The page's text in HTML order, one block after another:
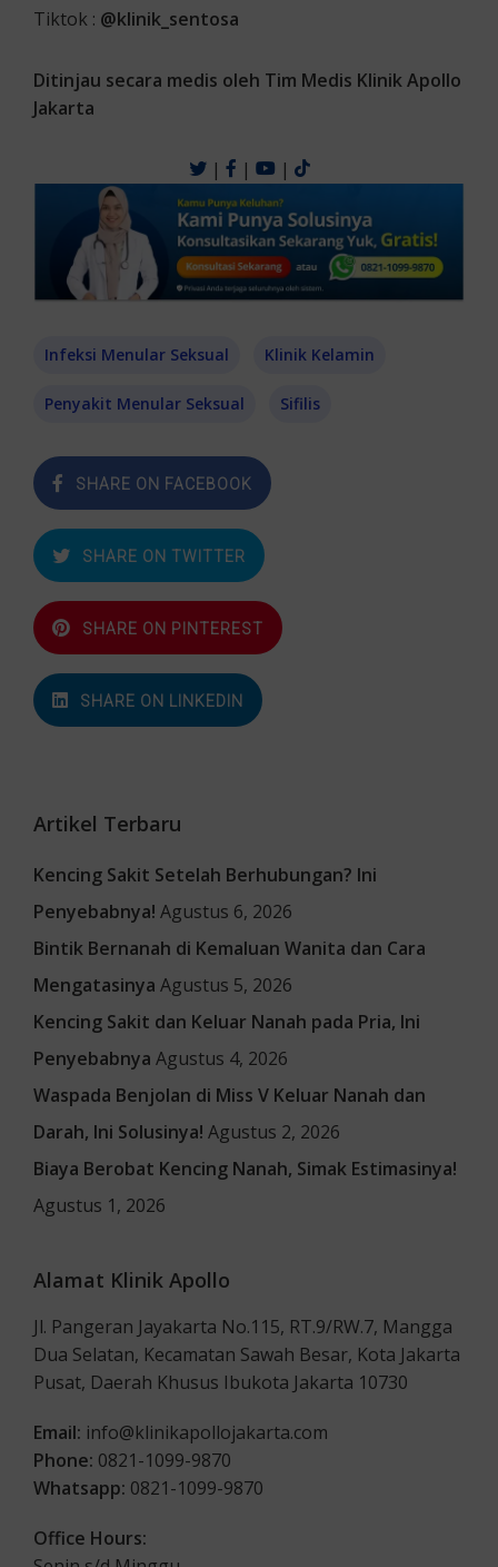
Tiktok : @klinik_sentosa
Ditinjau secara medis oleh Tim Medis Klinik Apollo
Jakarta
| | |
Infeksi Menular Seksual Klinik Kelamin
Penyakit Menular Seksual Sifilis
SHARE ON FACEBOOK
SHARE ON TWITTER
SHARE ON PINTEREST
SHARE ON LINKEDIN
Artikel Terbaru
Kencing Sakit Setelah Berhubungan? Ini
Penyebabnya! Agustus 6, 2026
Bintik Bernanah di Kemaluan Wanita dan Cara
Mengatasinya Agustus 5, 2026
Kencing Sakit dan Keluar Nanah pada Pria, Ini
Penyebabnya Agustus 4, 2026
Waspada Benjolan di Miss V Keluar Nanah dan
Darah, Ini Solusinya! Agustus 2, 2026
Biaya Berobat Kencing Nanah, Simak Estimasinya!
Agustus 1, 2026
Alamat Klinik Apollo
Jl. Pangeran Jayakarta No.115, RT.9/RW.7, Mangga
Dua Selatan, Kecamatan Sawah Besar, Kota Jakarta
Pusat, Daerah Khusus Ibukota Jakarta 10730
Email: info@klinikapollojakarta.com
Phone: 0821-1099-9870
Whatsapp: 0821-1099-9870
Office Hours: